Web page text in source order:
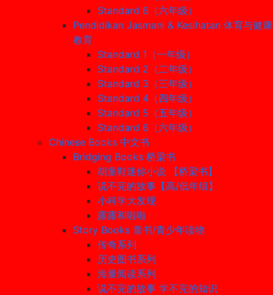
Standard 6（六年级）
Pendidikan Jasmani & Kesihatan 体育与健康
教育
Standard 1（一年级）
Standard 2（二年级）
Standard 3（三年级）
Standard 4（四年级）
Standard 5（五年级）
Standard 6（六年级）
Chinese Books 中文书
Bridging Books 桥梁书
胡童鞋迷你小说 【桥梁书】
说不完的故事【高/低年组】
小科学大发现
露露和啦啦
Story Books 童书/青少年读物
传奇系列
历史图书系列
海量阅读系列
说不完的故事 学不完的知识